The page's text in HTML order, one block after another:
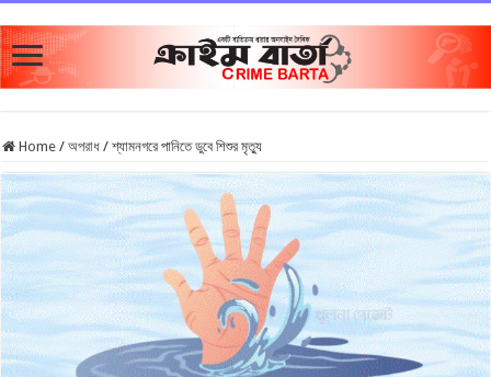
Home / অপরাধ / শ্যামনগরে পানিতে ডুবে শিশুর মৃত্যু